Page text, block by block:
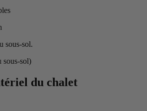
sous-sol.
sous-sol)
du chalet